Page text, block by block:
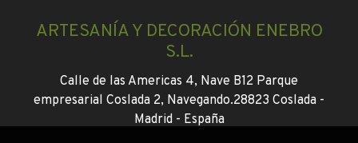
ARTESANÍA Y DECORACIÓN ENEBRO
S.L.
Calle de las Americas 4, Nave B12 Parque
empresarial Coslada 2, Navegando.28823 Coslada -
Madrid - España